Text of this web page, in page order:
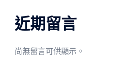
近期留言
尚無留言可供顯示。